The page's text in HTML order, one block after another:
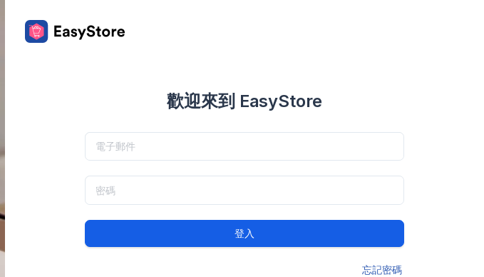
歡迎來到 EasyStore
登入
忘記密碼